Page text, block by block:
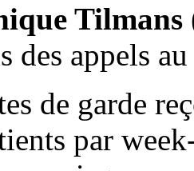
Tilmans
des appels
de garde
par